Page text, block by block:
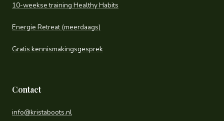
10-weekse training Healthy Habits
Energie Retreat (meerdaags)
Gratis kennismakingsgesprek
Contact
info@kristaboots.nl